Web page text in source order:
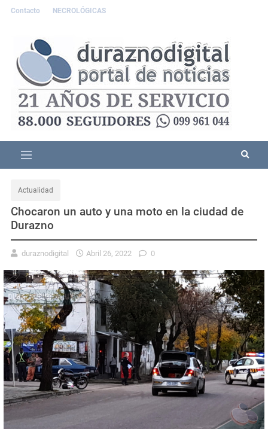
Contacto NECROLÓGICAS
Actualidad
Chocaron un auto y una moto en la ciudad de
Durazno
duraznodigital Abril 26, 2022 0